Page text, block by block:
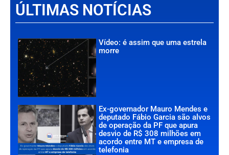
ÚLTIMAS NOTÍCIAS
Vídeo: é assim que uma estrela
morre
Ex-governador Mauro Mendes e
deputado Fábio Garcia são alvos
de operação da PF que apura
desvio de R$ 308 milhões em
acordo entre MT e empresa de
telefonia